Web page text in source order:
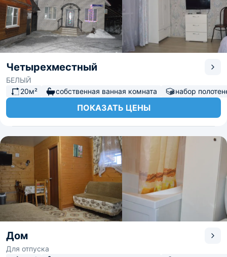
Четырехместный
БЕЛЫЙ
20м²
собственная ванная комната набор
ПОКАЗАТЬ ЦЕНЫ
Дом
Для отпуска